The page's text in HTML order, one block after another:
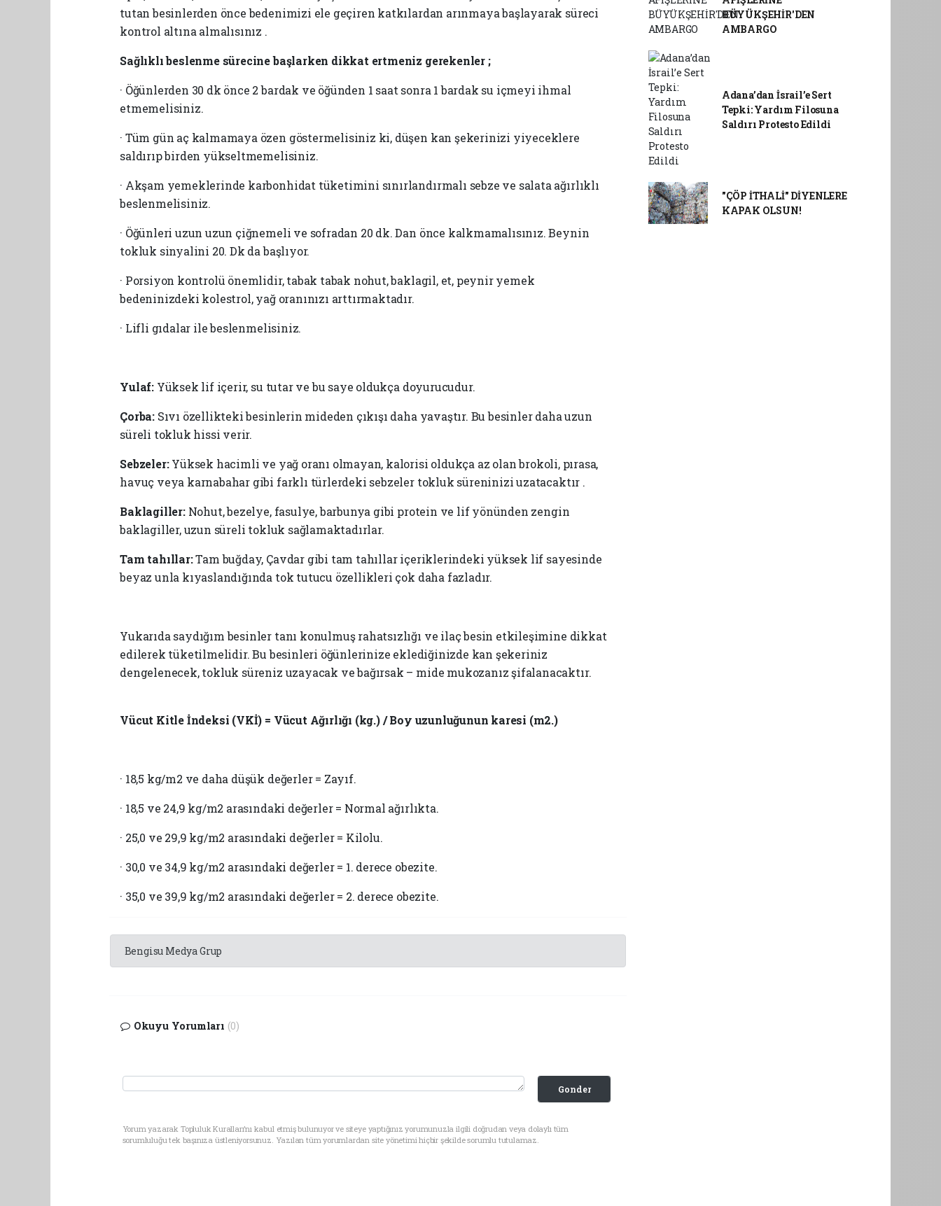
tutan besinlerden önce bedenimizi ele geçiren katkılardan arınmaya başlayarak süreci
kontrol altına almalısınız .
Sağlıklı beslenme sürecine başlarken dikkat ertmeniz gerekenler ;
· Öğünlerden 30 dk önce 2 bardak ve öğünden 1 saat sonra 1 bardak su içmeyi ihmal
etmemelisiniz.
· Tüm gün aç kalmamaya özen göstermelisiniz ki, düşen kan şekerinizi yiyeceklere
saldırıp birden yükseltmemelisiniz.
· Akşam yemeklerinde karbonhidat tüketimini sınırlandırmalı sebze ve salata ağırlıklı
beslenmelisiniz.
· Öğünleri uzun uzun çiğnemeli ve sofradan 20 dk. Dan önce kalkmamalısınız. Beynin
tokluk sinyalini 20. Dk da başlıyor.
· Porsiyon kontrolü önemlidir, tabak tabak nohut, baklagil, et, peynir yemek
bedeninizdeki kolestrol, yağ oranınızı arttırmaktadır.
· Lifli gıdalar ile beslenmelisiniz.
Yulaf: Yüksek lif içerir, su tutar ve bu saye oldukça doyurucudur.
Çorba:Sıvı özellikteki besinlerin mideden çıkışı daha yavaştır. Bu besinler daha uzun
süreli tokluk hissi verir.
Sebzeler:Yüksek hacimli ve yağ oranı olmayan, kalorisi oldukça az olan brokoli, pırasa,
havuç veya karnabahar gibi farklı türlerdeki sebzeler tokluk süreninizi uzatacaktır .
Baklagiller: Nohut, bezelye, fasulye, barbunya gibi protein ve lif yönünden zengin
baklagiller, uzun süreli tokluk sağlamaktadırlar.
Tam tahıllar:Tam buğday, Çavdar gibi tam tahıllar içeriklerindeki yüksek lif sayesinde
beyaz unla kıyaslandığında tok tutucu özellikleri çok daha fazladır.
Yukarıda saydığım besinler tanı konulmuş rahatsızlığı ve ilaç besin etkileşimine dikkat
edilerek tüketilmelidir. Bu besinleri öğünlerinize eklediğinizde kan şekeriniz
dengelenecek, tokluk süreniz uzayacak ve bağırsak – mide mukozanız şifalanacaktır.
Vücut Kitle İndeksi (VKİ) = Vücut Ağırlığı (kg.) / Boy uzunluğunun karesi (m2.)
· 18,5 kg/m2 ve daha düşük değerler = Zayıf.
· 18,5 ve 24,9 kg/m2 arasındaki değerler = Normal ağırlıkta.
· 25,0 ve 29,9 kg/m2 arasındaki değerler = Kilolu.
· 30,0 ve 34,9 kg/m2 arasındaki değerler = 1. derece obezite.
· 35,0 ve 39,9 kg/m2 arasındaki değerler = 2. derece obezite.
Bengisu Medya Grup
Okuyu Yorumları (0)
Gonder
Yorum yazarak Topluluk Kuralları’nı kabul etmiş bulunuyor ve siteye yaptığınız yorumunuzla ilgili doğrudan veya dolaylı tüm
sorumluluğu tek başınıza üstleniyorsunuz. Yazılan tüm yorumlardan site yönetimi hiçbir şekilde sorumlu tutulamaz.
BÜYÜKŞEHİR'DEN
AMBARGO
Adana’dan İsrail’e Sert
Tepki: Yardım Filosuna
Saldırı Protesto Edildi
"ÇÖP İTHALİ" DİYENLERE
KAPAK OLSUN!